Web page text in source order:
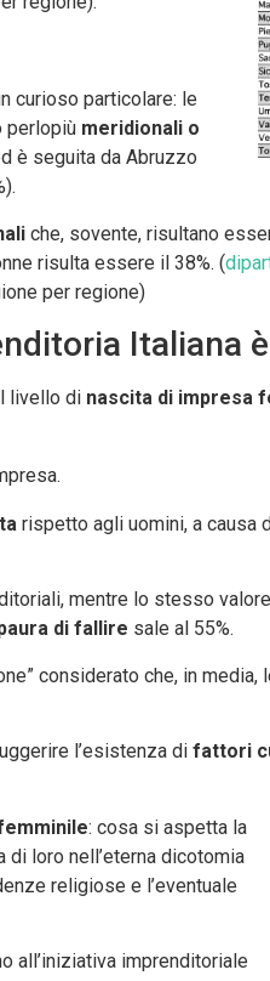
curioso particolare: le
perlopiù meridionali o
è seguita da Abruzzo
che, sovente, risultano
risulta essere il 38%. (
per regione)
Italiana
livello di nascita di impresa
rispetto agli uomini, a causa
mentre lo stesso
di fallire sale al 55%.
considerato che, in
l’esistenza di fattori
: cosa si aspetta la
loro nell’eterna dicotomia
religiose e l’eventuale
all’iniziativa imprenditoriale